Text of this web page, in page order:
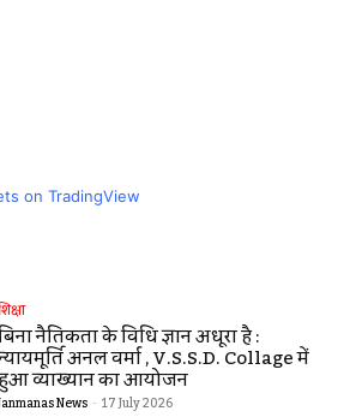
on TradingView
नैतिकता के विधि ज्ञान अधूरा है :
अनिल वर्मा , V.S.S.D. Collage में
व्याख्यान का आयोजन
News - 17 July 2026